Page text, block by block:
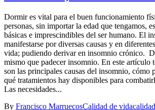
Dormir es vital para el buen funcionamiento
personas, sin importar la edad que tengamos,
básicas e imprescindibles del ser humano. El
manifestarse por diversas causas y en
vida; pudiendo derivar en insomnio crónico.
mismo que padecer insomnio. En este artículo
son las principales causas del insomnio, cómo
qué tratamientos hay disponibles para
Las necesidades...
By Francisco MarruecosCalidad de vida